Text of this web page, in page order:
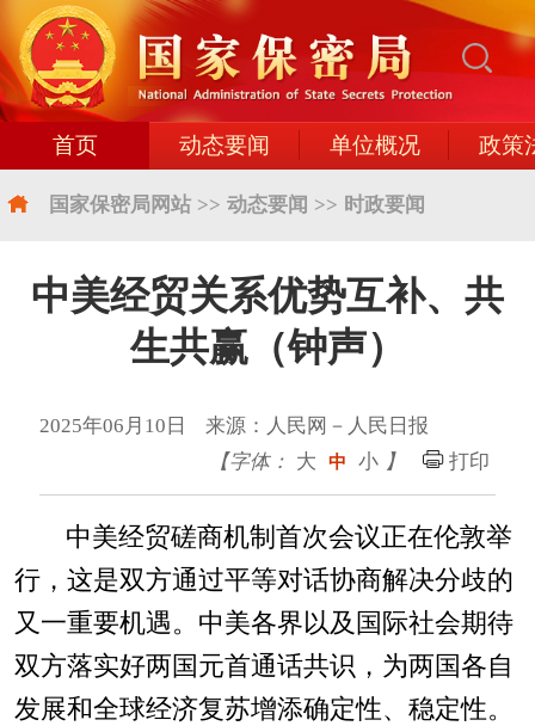
首页 动态要闻 单位概况 政策
国家保密局网站 >> 动态要闻 >> 时政要闻
中美经贸关系优势互补、共
生共赢（钟声）
2025年06月10日 来源：人民网－人民日报
【字体： 大 中 小 】 打印
中美经贸磋商机制首次会议正在伦敦举
行，这是双方通过平等对话协商解决分歧的
又一重要机遇。中美各界以及国际社会期待
双方落实好两国元首通话共识，为两国各自
发展和全球经济复苏增添确定性、稳定性。